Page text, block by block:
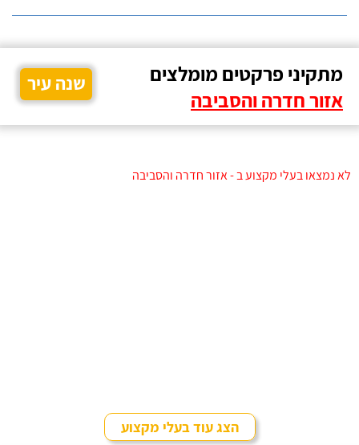
מתקיני פרקטים מומלצים
אזור חדרה והסביבה
שנה עיר
לא נמצאו בעלי מקצוע ב - אזור חדרה והסביבה
הצג עוד בעלי מקצוע